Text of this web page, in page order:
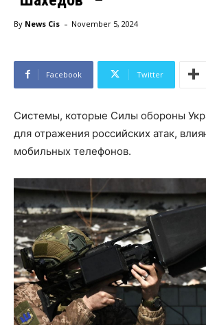
By News Cis - November 5, 2024
Facebook Twitter
Системы, которые Силы обороны
для отражения российских атак,
мобильных телефонов.